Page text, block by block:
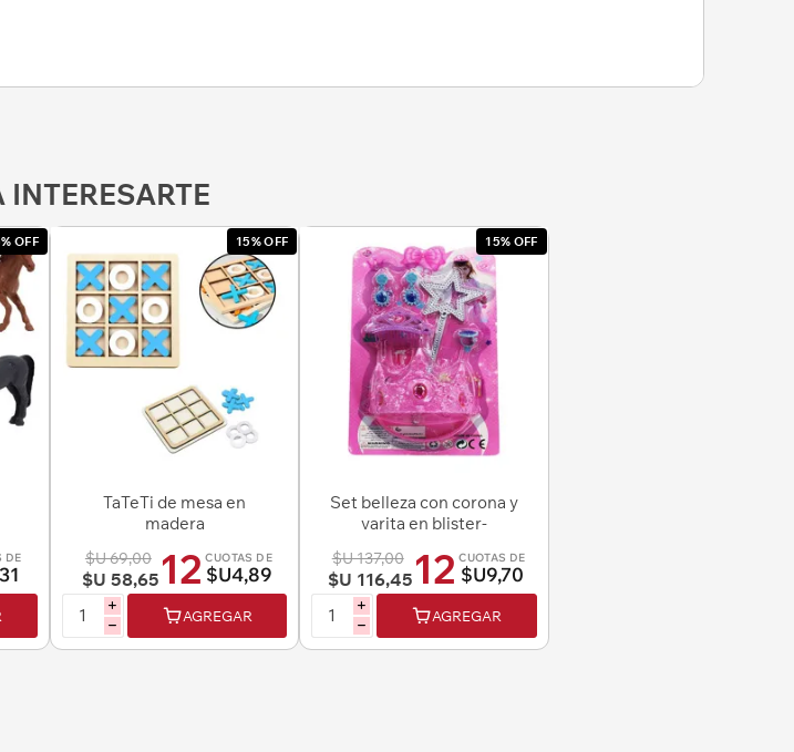
INTERESARTE
OFF
DE
15% OFF
TaTeTi de mesa en
madera
$U 69,00
$U 58,65 12 CUOTAS DE
$U4,89
i
h
AGREGAR
15% OFF
Set belleza con corona y
varita en blister-
$U 137,00
$U 116,45 12 CUOTAS DE
$U9,70
i
h
AGREGAR